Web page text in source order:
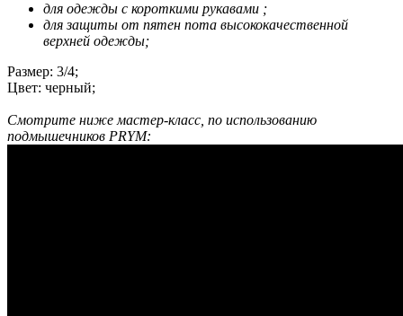
для одежды с короткими рукавами ;
для защиты от пятен пота высококачественной
верхней одежды;
Размер: 3/4;
Цвет: черный;
Смотрите ниже мастер-класс, по использованию
подмышечников PRYM: